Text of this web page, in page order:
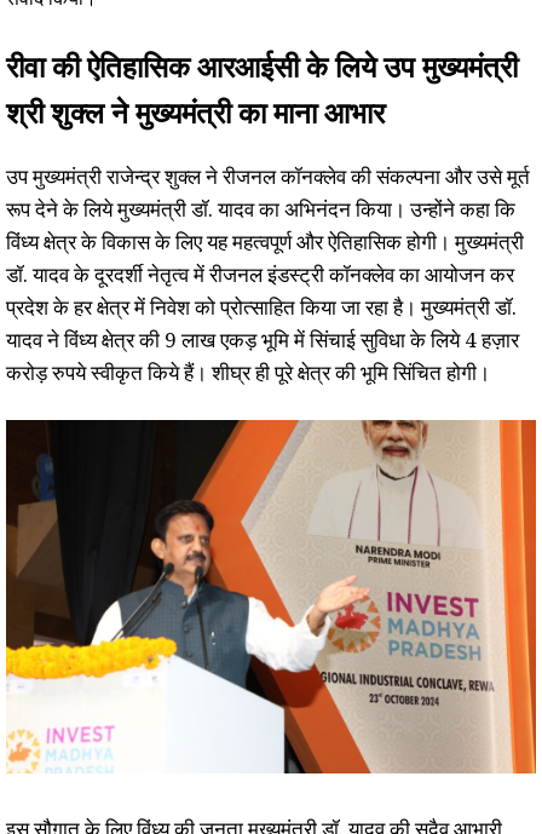
रीवा की ऐतिहासिक आरआईसी के लिये उप मुख्यमंत्री
श्री शुक्ल ने मुख्यमंत्री का माना आभार
उप मुख्यमंत्री राजेन्द्र शुक्ल ने रीजनल कॉनक्लेव की संकल्पना और उसे मूर्त
रूप देने के लिये मुख्यमंत्री डॉ. यादव का अभिनंदन किया। उन्होंने कहा कि
विंध्य क्षेत्र के विकास के लिए यह महत्वपूर्ण और ऐतिहासिक होगी। मुख्यमंत्री
डॉ. यादव के दूरदर्शी नेतृत्व में रीजनल इंडस्ट्री कॉनक्लेव का आयोजन कर
प्रदेश के हर क्षेत्र में निवेश को प्रोत्साहित किया जा रहा है। मुख्यमंत्री डॉ.
यादव ने विंध्य क्षेत्र की 9 लाख एकड़ भूमि में सिंचाई सुविधा के लिये 4 हज़ार
करोड़ रुपये स्वीकृत किये हैं। शीघ्र ही पूरे क्षेत्र की भूमि सिंचित होगी।